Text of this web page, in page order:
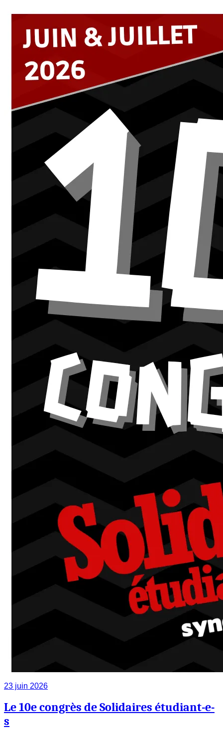
23 juin 2026
Le 10e congrès de Solidaires étudiant-e-
s